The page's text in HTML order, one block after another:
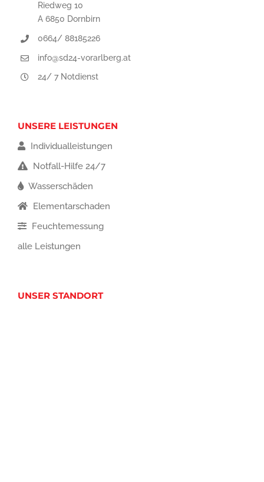
Riedweg 10
A 6850 Dornbirn
0664/ 88185226
info@sd24-vorarlberg.at
24/ 7 Notdienst
UNSERE LEISTUNGEN
Individualleistungen
Notfall-Hilfe 24/7
Wasserschäden
Elementarschaden
Feuchtemessung
alle Leistungen
UNSER STANDORT